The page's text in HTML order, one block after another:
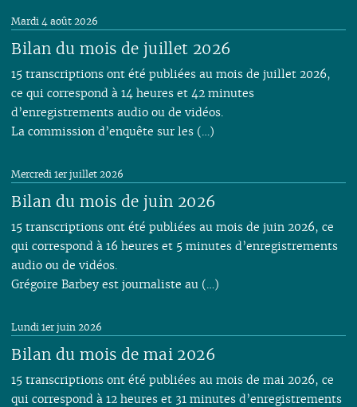
Bilan du mois de juillet 2026
Mardi 4 août 2026
15 transcriptions ont été publiées au mois de juillet 2026,
ce qui correspond à 14 heures et 42 minutes
d’enregistrements audio ou de vidéos.
La commission d’enquête sur les (…)
Bilan du mois de juin 2026
Mercredi 1er juillet 2026
15 transcriptions ont été publiées au mois de juin 2026, ce
qui correspond à 16 heures et 5 minutes d’enregistrements
audio ou de vidéos.
Grégoire Barbey est journaliste au (…)
Bilan du mois de mai 2026
Lundi 1er juin 2026
15 transcriptions ont été publiées au mois de mai 2026, ce
qui correspond à 12 heures et 31 minutes d’enregistrements